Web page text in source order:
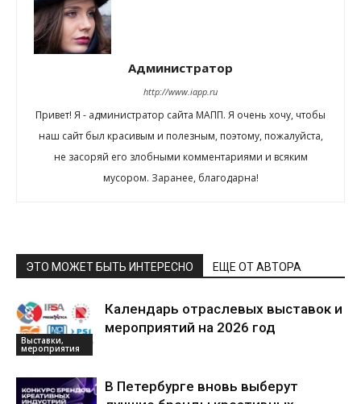
Администратор
http://www.iapp.ru
Привет! Я - администратор сайта МАПП. Я очень хочу, чтобы
наш сайт был красивым и полезным, поэтому, пожалуйста,
не засоряй его злобными комментариями и всяким
мусором. Заранее, благодарна!
ЭТО МОЖЕТ БЫТЬ ИНТЕРЕСНО ЕЩЕ ОТ АВТОРА
Выставки,
мероприятия
Календарь отраслевых выставок и
мероприятий на 2026 год
В Петербурге вновь выберут